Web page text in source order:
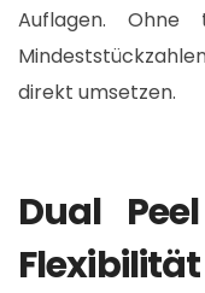
Auflagen. Ohne
direkt umsetzen.​
Dual
Flexibilität